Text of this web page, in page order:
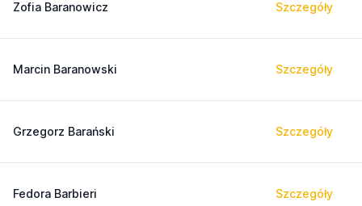
Zofia Baranowicz Szczegóły
Marcin Baranowski Szczegóły
Grzegorz Barański Szczegóły
Fedora Barbieri Szczegóły